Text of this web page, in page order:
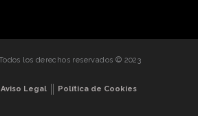
los derechos reservados © 2023
Aviso Legal Política de Cookies